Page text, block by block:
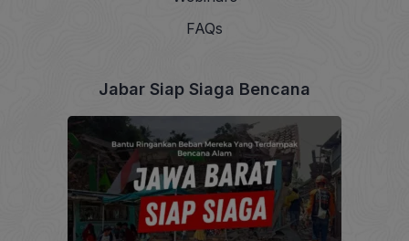
FAQs
Jabar Siap Siaga Bencana